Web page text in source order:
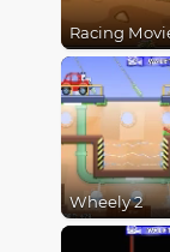
Racing
Wheely 2